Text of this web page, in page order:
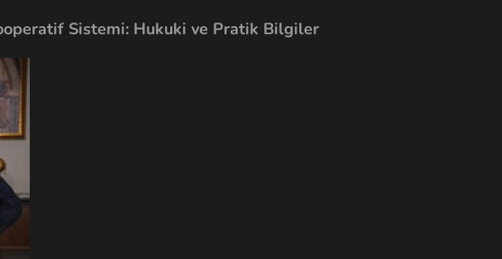
Sistemi: Hukuki ve Pratik Bilgiler